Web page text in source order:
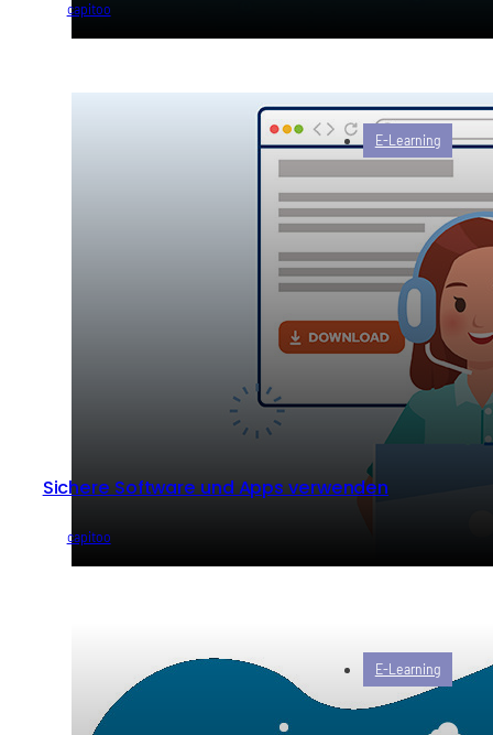
capitoo
Sichere Software und Apps verwenden
capitoo
E-Learning
E-Learning